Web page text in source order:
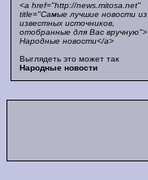
<a href="http://news.mitosa.net"
title="Самые лучшие новости из
известных источников,
отобранные для Вас вручную">
Народные новости</a>
Выглядеть это может так
Народные новости